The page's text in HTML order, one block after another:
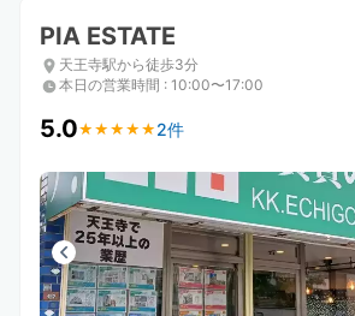
PIA ESTATE
天王寺駅から徒歩3分
本日の営業時間 : 10:00〜17:00
5.0★ ★ ★ ★ ★
★ ★ ★ ★ ★ 2件